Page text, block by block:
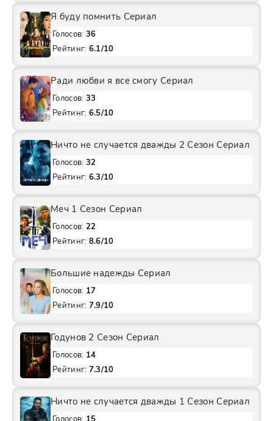
Я буду помнить Сериал
Голосов: 36
Рейтинг: 6.1/10
Ради любви я все смогу Сериал
Голосов: 33
Рейтинг: 6.5/10
Ничто не случается дважды 2 Сезон Сериал
Голосов: 32
Рейтинг: 6.3/10
Меч 1 Сезон Сериал
Голосов: 22
Рейтинг: 8.6/10
Большие надежды Сериал
Голосов: 17
Рейтинг: 7.9/10
Годунов 2 Сезон Сериал
Голосов: 14
Рейтинг: 7.3/10
Ничто не случается дважды 1 Сезон Сериал